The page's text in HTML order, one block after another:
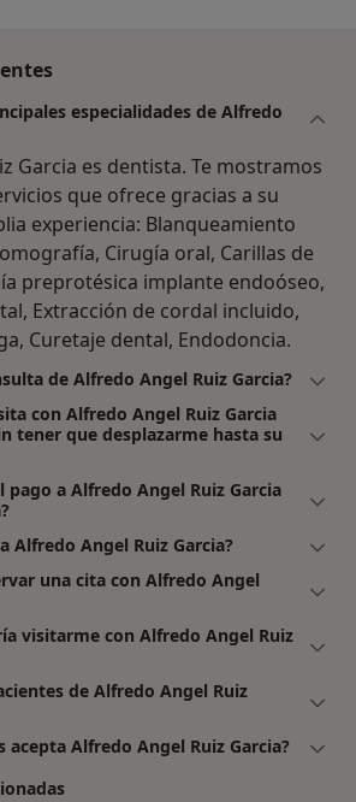
especialidades de Alfredo
Garcia es dentista. Te mostramos
que ofrece gracias a su
experiencia: Blanqueamiento
Cirugía oral, Carillas de
preprotésica implante endoóseo,
Extracción de cordal incluido,
Curetaje dental, Endodoncia.
de Alfredo Angel Ruiz Garcia?
con Alfredo Angel Ruiz Garcia
tener que desplazarme hasta su
pago a Alfredo Angel Ruiz Garcia
Alfredo Angel Ruiz Garcia?
una cita con Alfredo Angel
visitarme con Alfredo Angel Ruiz
de Alfredo Angel Ruiz
acepta Alfredo Angel Ruiz Garcia?